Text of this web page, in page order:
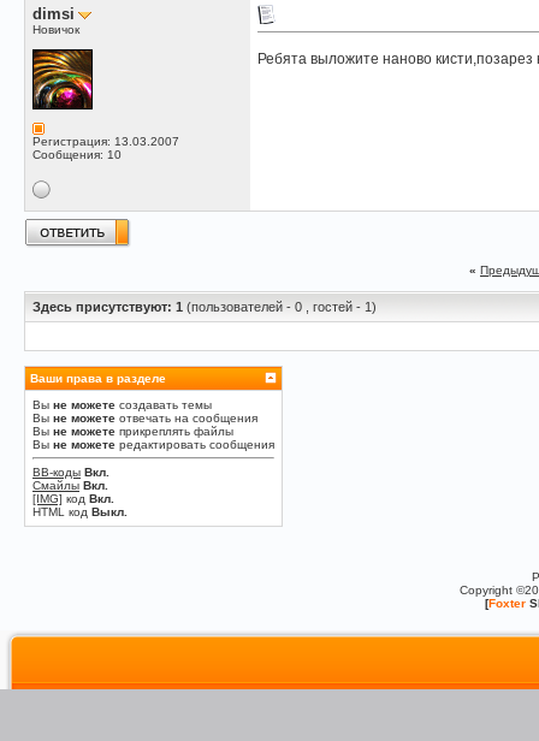
dimsi
Новичок
Регистрация: 13.03.2007
Сообщения: 10
Ребята выложите наново
«
Здесь присутствуют: 1 (пользователей - 0 , гостей - 1)
Ваши права в разделе
Вы не можете создавать темы
Вы не можете отвечать на сообщения
Вы не можете прикреплять файлы
Вы не можете редактировать сообщения
BB-коды Вкл.
Смайлы Вкл.
[IMG] код Вкл.
HTML код Выкл.
Copyright
[Foxter